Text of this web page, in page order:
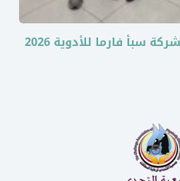
تكريم جمعية التحدي لشركة سبأ فارما للأدوية 2026